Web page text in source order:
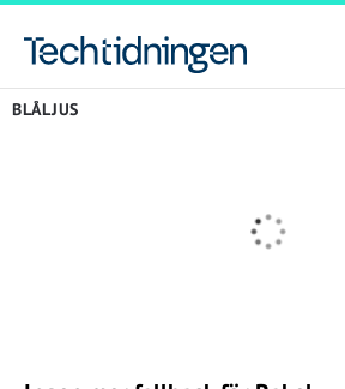
BLÅLJUS